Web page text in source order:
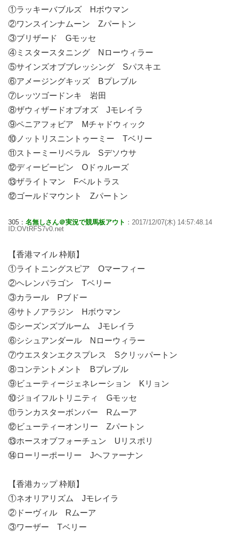
①ラッキーバブルズ Hボウマン
②ワンスインナムーン Zパートン
③ブリザード Gモッセ
④ミスタースタニング Nローウィラー
⑤サインズオブブレッシング Sパスキエ
⑥アメージングキッズ Bプレブル
⑦レッツゴードンキ 岩田
⑧ザウィザードオブオズ Jモレイラ
⑨ペニアフォビア Mチャドウィック
⑩ノットリスニントゥーミー Tベリー
⑪ストーミーリベラル Sデソウサ
⑫ディービーピン Oドゥルーズ
⑬ザライトマン Fベルトラス
⑫ゴールドマウント Zパートン
305： 名無しさん＠実況で競馬板アウト ：2017/12/07(木) 14:57:48.14
ID:OVtRFS7v0.net
【香港マイル 枠順】
①ライトニングスピア Oマーフィー
②ヘレンパラゴン Tベリー
③カラール Pブドー
④サトノアラジン Hボウマン
⑤シーズンズブルーム Jモレイラ
⑥シシュアンダール Nローウィラー
⑦ウエスタンエクスプレス Sクリッパートン
⑧コンテントメント Bプレブル
⑨ビューティージェネレーション Kリョン
⑩ジョイフルトリニティ Gモッセ
⑪ランカスターボンバー Rムーア
⑫ビューティーオンリー Zパートン
⑬ホースオブフォーチュン Uリスポリ
⑭ローリーポーリー Jヘファーナン
【香港カップ 枠順】
①ネオリアリズム Jモレイラ
②ドーヴィル Rムーア
③ワーザー Tベリー